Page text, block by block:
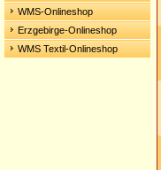
WMS-Onlineshop
Erzgebirge-Onlineshop
WMS Textil-Onlineshop